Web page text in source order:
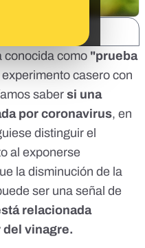
conocida como "prueba
casero con
saber si una
por coronavirus, en
distinguir el
al exponerse
la disminución de la
ser una señal de
relacionada
vinagre.